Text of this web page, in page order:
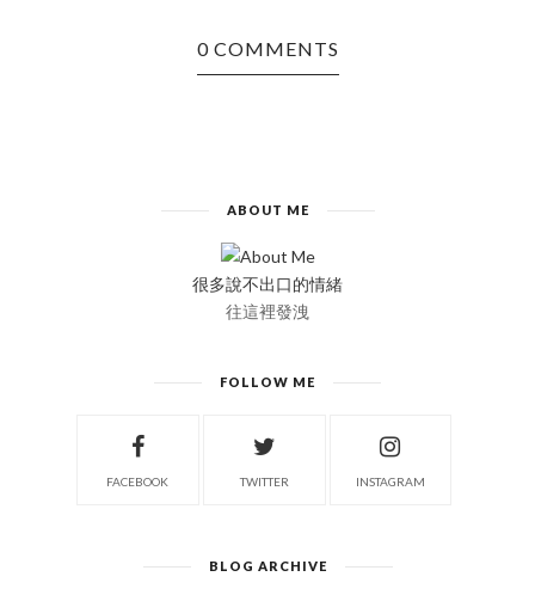
0 COMMENTS
ABOUT ME
很多說不出口的情緒
往這裡發洩
FOLLOW ME
FACEBOOK TWITTER INSTAGRAM
BLOG ARCHIVE